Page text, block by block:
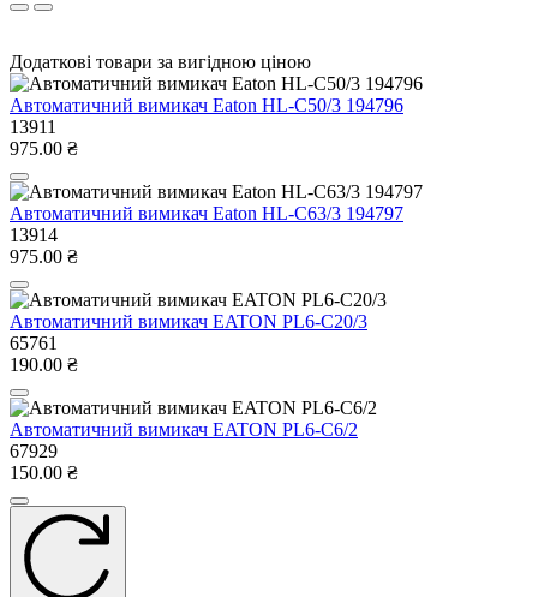
Додаткові товари за вигідною ціною
Автоматичний вимикач Eaton HL-C50/3 194796
13911
975.00 ₴
Автоматичний вимикач Eaton HL-C63/3 194797
13914
975.00 ₴
Автоматичний вимикач EATON PL6-C20/3
65761
190.00 ₴
Автоматичний вимикач EATON PL6-C6/2
67929
150.00 ₴